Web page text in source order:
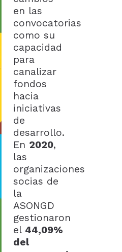
en las
convocatorias
como su
capacidad
para
canalizar
fondos
hacia
iniciativas
de
desarrollo.
En 2020,
las
organizaciones
socias de
la
ASONGD
gestionaron
el 44,09%
del